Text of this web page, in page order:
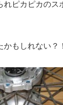
れピカピカのス
もしれない？！